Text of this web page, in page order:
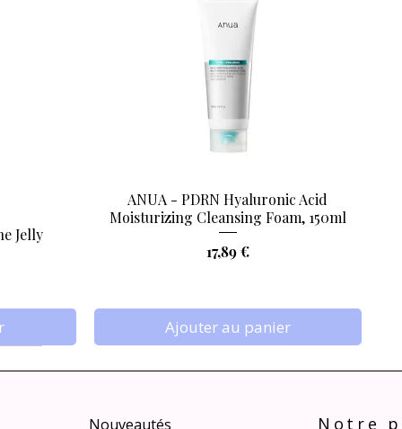
acides gras :
Jelly
Aperçu rapide
ANUA - PDRN Hyaluronic Acid
Moisturizing Cleansing Foam, 150ml
Prix
17,89 €
Ajouter au panier
Nouveautés Notre